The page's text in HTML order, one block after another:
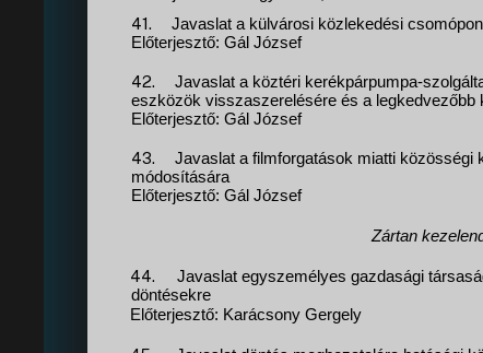
41.
Javaslat a külvárosi közlekedési
Előterjesztő: Gál József
42.
Javaslat a köztéri kerékpárpumpa-
eszközök visszaszerelésére és a legkedvezőbb
Előterjesztő: Gál József
43.
Javaslat a filmforgatások miatti közösségi
módosítására
Előterjesztő: Gál József
Zártan
44.
Javaslat egyszemélyes gazdasági
döntésekre
Előterjesztő: Karácsony Gergely